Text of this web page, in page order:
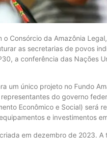
Consórcio da Amazônia
as secretarias de povos
a conferência das Nações
um único projeto no Fundo
do governo
Econômico e Social) será
e investimentos
em dezembro de 2023. A